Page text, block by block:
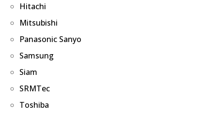
Hitachi
Mitsubishi
Panasonic Sanyo
Samsung
Siam
SRMTec
Toshiba